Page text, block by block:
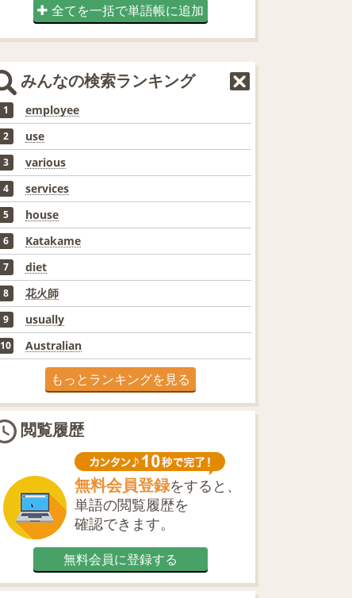
全てを一括で単語帳に追加
みんなの検索ランキング
1 employee
2 use
3 various
4 services
5 house
6 Katakame
7 diet
8 花火師
9 usually
10 Australian
もっとランキングを見る
閲覧履歴
無料会員登録をすると、
単語の閲覧履歴を
確認できます。
無料会員に登録する